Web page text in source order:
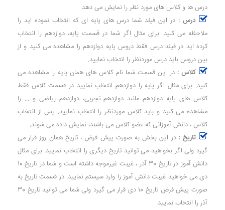
درس ها و کلاس های مورد نظر را نمایش می دهد.
درس : در این فیلد شما درس های پایه ای که انتخاب نموده اید را
ملاحظه می کنید. برای مثال اگر شما در قسمت پایه، دوازدهم را انتخاب
کرده اید در فیلد درس فقط دروس پایه دوازدهم را مشاهده می کنید و از
بین دروس باید درس موردنظر را انتخاب نمایید.
کلاس : در این قسمت شما نام کلاس های همان پایه را مشاهده می
کنید. برای مثال اگر پایه را دوازدهم انتخاب نمایید در قسمت کلاس فقط
کلاس های پایه دوازدهم مانند دوازدهم تجربی، دوازدهم ریاضی و ... را
مشاهده می کنید و باید کلاس موردنظر را انتخاب نمایید. پس از انتخاب
کلاس ، دانش آموزانی که عضو کلاس می باشند، نمایش داده می شوند.
تاریخ : در این بخش به صورت پیش فرض ، تاریخ همان روز قرار می
گیرد ولی اگر بخواهید می توانید تاریخ دیگری را انتخاب نمایید. برای مثال
دانش آموز در تاریخ 30 آذر ، غیبت غیرموجه داشته است و شما در تاریخ 10
دی می خواهید غیبت دانش آموز را وارد سیستم نمایید. در قسمت تاریخ به
صورت پیش فرض تاریخ 10 دی قرار می گیرد ولی شما می توانید تاریخ 30
آذر را انتخاب نمایید.